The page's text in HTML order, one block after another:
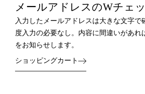
メールアドレスのWチェ
入力したメールアドレスは大きな文字で
度入力の必要なし。内容に間違いがあれ
をお知らせします。
ショッピングカート